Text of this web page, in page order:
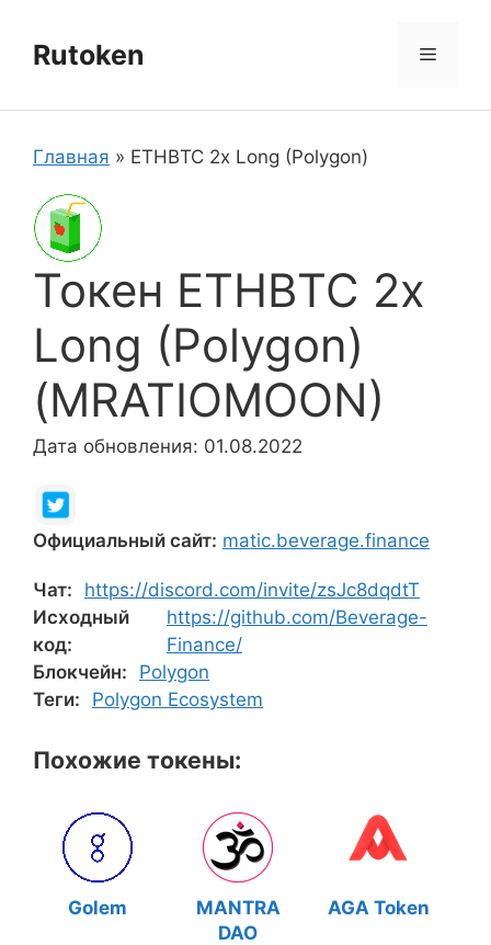
содержимому
Rutoken Меню
Главная » ETHBTC 2x Long (Polygon)
Токен ETHBTC 2x
Long (Polygon)
(MRATIOMOON)
Дата обновления: 01.08.2022
Официальный сайт: matic.beverage.finance
Чат:
https://discord.com/invite/zsJc8dqdtT
Исходный
код:
https://github.com/Beverage-
Finance/
Блокчейн:
Polygon
Теги:
Polygon Ecosystem
Похожие токены:
Golem
MANTRA
DAO
AGA Token